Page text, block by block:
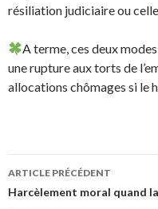
résiliation judiciaire ou
A terme, ces deux
une rupture aux torts de
allocations chômages si le
Navigation
des
ARTICLE PRÉCÉDENT
Harcèlement moral quand